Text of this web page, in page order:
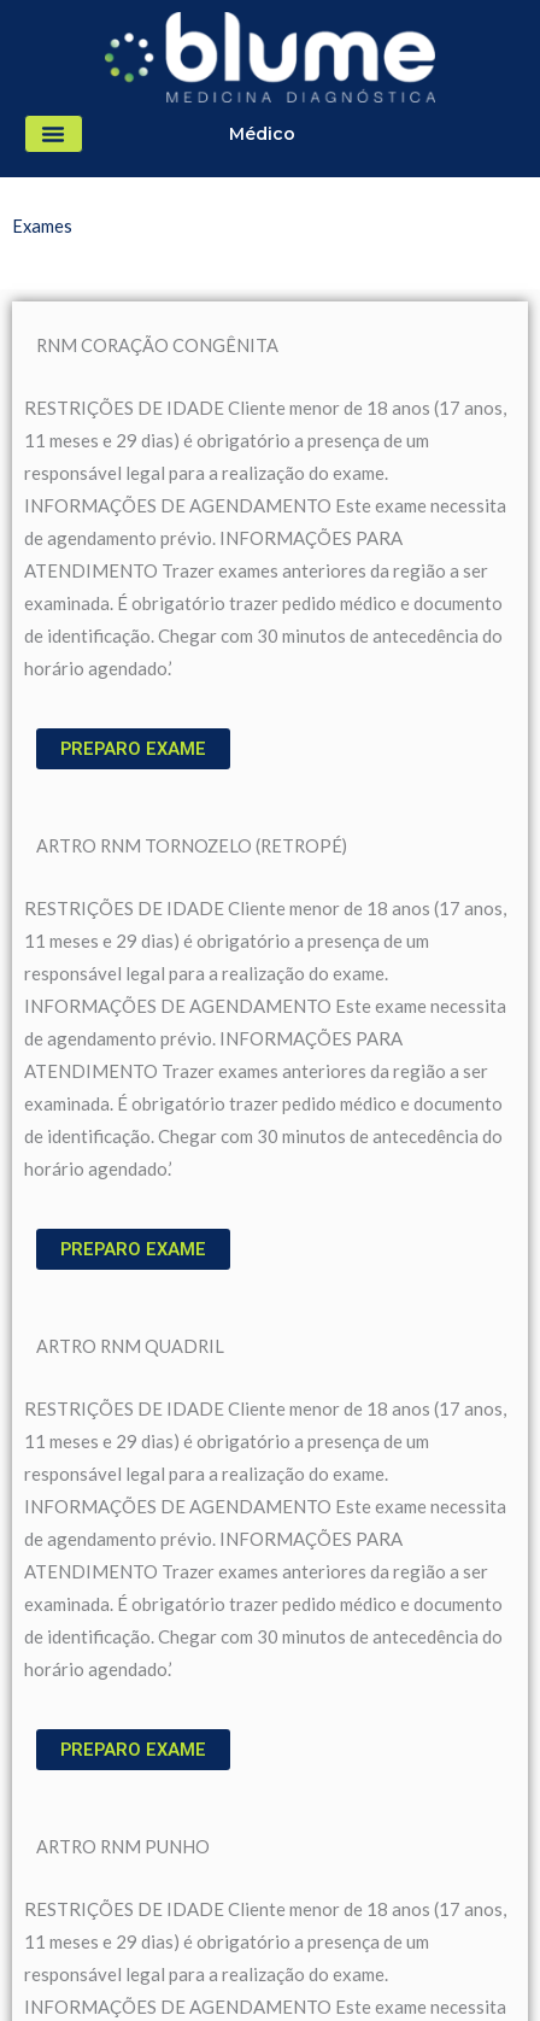
conteúdo
Médico
Exames
RNM CORAÇÃO CONGÊNITA
RESTRIÇÕES DE IDADE Cliente menor de 18 anos (17 anos,
11 meses e 29 dias) é obrigatório a presença de um
responsável legal para a realização do exame.
INFORMAÇÕES DE AGENDAMENTO Este exame necessita
de agendamento prévio. INFORMAÇÕES PARA
ATENDIMENTO Trazer exames anteriores da região a ser
examinada. É obrigatório trazer pedido médico e documento
de identificação. Chegar com 30 minutos de antecedência do
horário agendado.’
PREPARO EXAME
ARTRO RNM TORNOZELO (RETROPÉ)
RESTRIÇÕES DE IDADE Cliente menor de 18 anos (17 anos,
11 meses e 29 dias) é obrigatório a presença de um
responsável legal para a realização do exame.
INFORMAÇÕES DE AGENDAMENTO Este exame necessita
de agendamento prévio. INFORMAÇÕES PARA
ATENDIMENTO Trazer exames anteriores da região a ser
examinada. É obrigatório trazer pedido médico e documento
de identificação. Chegar com 30 minutos de antecedência do
horário agendado.’
PREPARO EXAME
ARTRO RNM QUADRIL
RESTRIÇÕES DE IDADE Cliente menor de 18 anos (17 anos,
11 meses e 29 dias) é obrigatório a presença de um
responsável legal para a realização do exame.
INFORMAÇÕES DE AGENDAMENTO Este exame necessita
de agendamento prévio. INFORMAÇÕES PARA
ATENDIMENTO Trazer exames anteriores da região a ser
examinada. É obrigatório trazer pedido médico e documento
de identificação. Chegar com 30 minutos de antecedência do
horário agendado.’
PREPARO EXAME
ARTRO RNM PUNHO
RESTRIÇÕES DE IDADE Cliente menor de 18 anos (17 anos,
11 meses e 29 dias) é obrigatório a presença de um
responsável legal para a realização do exame.
INFORMAÇÕES DE AGENDAMENTO Este exame necessita